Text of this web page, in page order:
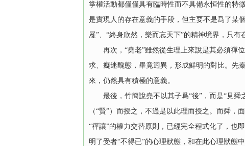
掌權活動都僅僅具有臨時性而不具備永恒性的特
是實現人的存在意義的手段，但主要不是爲了某
屣”、“終身欣然，樂而忘天下”的精神境界，只
再次，“堯老”雖然從生理上來說是其必須禪位
求、癡迷醜態，畢竟迥異，形成鮮明的對比。先
來，仍然具有積極的意義。
最後，竹簡說堯不以其子爲“後”，而是“見舜
（“賢”）而授之，不過是以此理而授之。而舜
“禪讓”的權力交替原則，已經完全程式化了，也
明了受者“不得已”的心理狀態，和在此心理狀態